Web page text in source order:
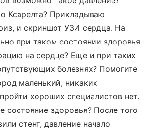
Ксарелта? Прикладываю
и скриншот УЗИ сердца. На
при таком состоянии здоровья
на сердце? Еще и при таких
болезнях? Помогите
маленький, никаких
хороших специалистов нет.
состояние здоровья? После того
стент, давление начало